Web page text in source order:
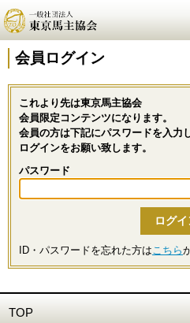
会員ログイン
これより先は東京馬主協会
会員限定コンテンツになります。
会員の方は下記にパスワードを入力し
ログインをお願い致します。
パスワード
ID・パスワードを忘れた方はこちら
TOP